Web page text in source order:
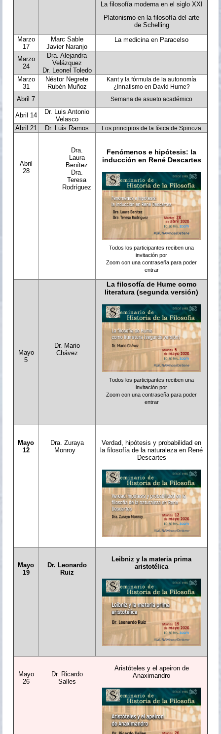
La filosofía moderna en el siglo XXI
Platonismo en la filosofía del arte
de Schelling
Marzo
17
Marc Sable
Javier Naranjo
La medicina en Paracelso
Marzo
24
Dra. Alejandra
Velázquez
Dr. Leonel Toledo
Marzo
31
Néstor Negrete
Rubén Muñoz
Kant y la fórmula de la autonomía
¿Innatismo en David Hume?
Abril 7 Semana de asueto académico
Abril 14
Dr. Luis Antonio
Velasco
Abril 21
Dr. Luis Ramos Los principios de la física de Spinoza
Abril
28
Dra.
Laura
Benítez
Dra.
Teresa
Rodríguez
Fenómenos e hipótesis: la
inducción en René Descartes
Todos los participantes reciben una
invitación por
Zoom con una contraseña para poder
entrar
Mayo
5
Dr. Mario
Chávez
La filosofía de Hume como
literatura (segunda versión)
Todos los participantes reciben una
invitación por
Zoom con una contraseña para poder
entrar
Mayo
12
Dra. Zuraya
Monroy
Verdad, hipótesis y probabilidad en
la filosofía de la naturaleza en René
Descartes
Mayo
19
Dr. Leonardo
Ruiz
Leibniz y la materia prima
aristotélica
Mayo
26
Dr. Ricardo
Salles
Aristóteles y el apeiron de
Anaximandro